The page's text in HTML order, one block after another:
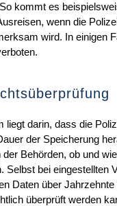
kommt es
wenn die
wird. In einigen
liegt darin, dass die
der Speicherung
Behörden, ob und
Selbst bei eingestellten
Daten über
überprüft werden